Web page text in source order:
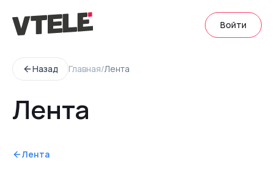
Войти
Назад Главная/Лента
Лента
Лента